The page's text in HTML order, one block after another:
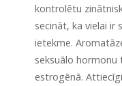
kontrolētu
secināt, ka vielai ir
ietekme.
seksuālo
estrogēnā.